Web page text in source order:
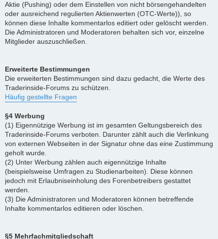
Aktie (Pushing) oder dem Einstellen von nicht börsengehandelten
oder ausreichend regulierten Aktienwerten (OTC-Werte)), so
können diese Inhalte kommentarlos editiert oder gelöscht werden.
Die Administratoren und Moderatoren behalten sich vor, einzelne
Mitglieder auszuschließen.
Erweiterte Bestimmungen
Die erweiterten Bestimmungen sind dazu gedacht, die Werte des
Traderinside-Forums zu schützen.
Häufig gestellte Fragen
§4 Werbung
(1) Eigennützige Werbung ist im gesamten Geltungsbereich des
Traderinside-Forums verboten. Darunter zählt auch die Verlinkung
von externen Webseiten in der Signatur ohne das eine Zustimmung
geholt wurde.
(2) Unter Werbung zählen auch eigennützige Inhalte
(beispielsweise Umfragen zu Studienarbeiten). Diese können
jedoch mit Erlaubniseinholung des Forenbetreibers gestattet
werden.
(3) Die Administratoren und Moderatoren können betreffende
Inhalte kommentarlos editieren oder löschen.
§5 Mehrfachmitgliedschaft